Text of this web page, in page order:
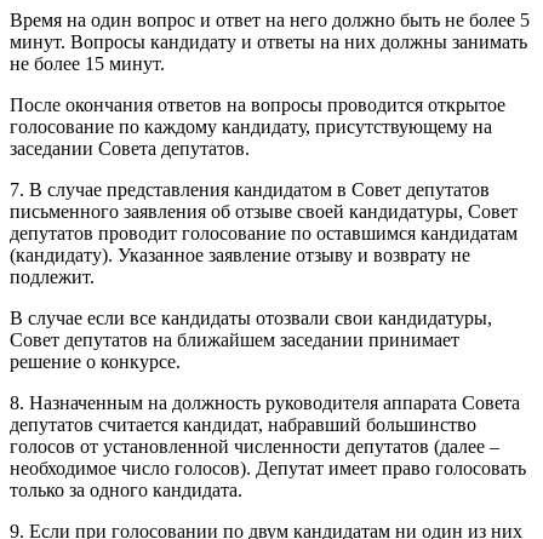
Время на один вопрос и ответ на него должно быть не более 5
минут. Вопросы кандидату и ответы на них должны занимать
не более 15 минут.
После окончания ответов на вопросы проводится открытое
голосование по каждому кандидату, присутствующему на
заседании Совета депутатов.
7. В случае представления кандидатом в Совет депутатов
письменного заявления об отзыве своей кандидатуры, Совет
депутатов проводит голосование по оставшимся кандидатам
(кандидату). Указанное заявление отзыву и возврату не
подлежит.
В случае если все кандидаты отозвали свои кандидатуры,
Совет депутатов на ближайшем заседании принимает
решение о конкурсе.
8. Назначенным на должность руководителя аппарата Совета
депутатов считается кандидат, набравший большинство
голосов от установленной численности депутатов (далее –
необходимое число голосов). Депутат имеет право голосовать
только за одного кандидата.
9. Если при голосовании по двум кандидатам ни один из них